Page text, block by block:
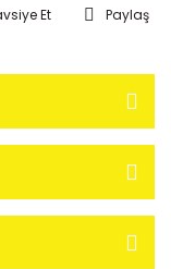
Et Paylaş